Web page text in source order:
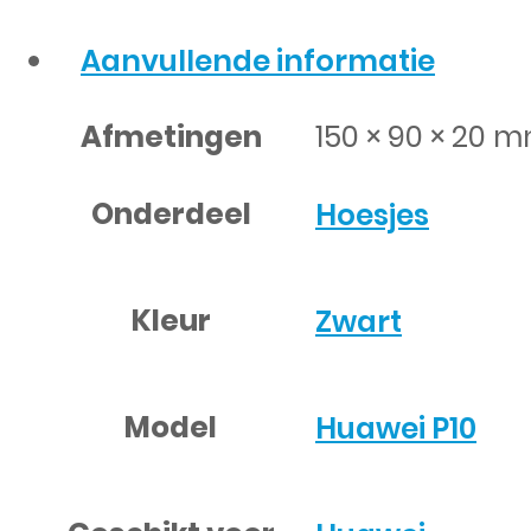
Aanvullende informatie
Afmetingen
150 × 90 × 20
Onderdeel
Hoesjes
Kleur Zwart
Model Huawei P10